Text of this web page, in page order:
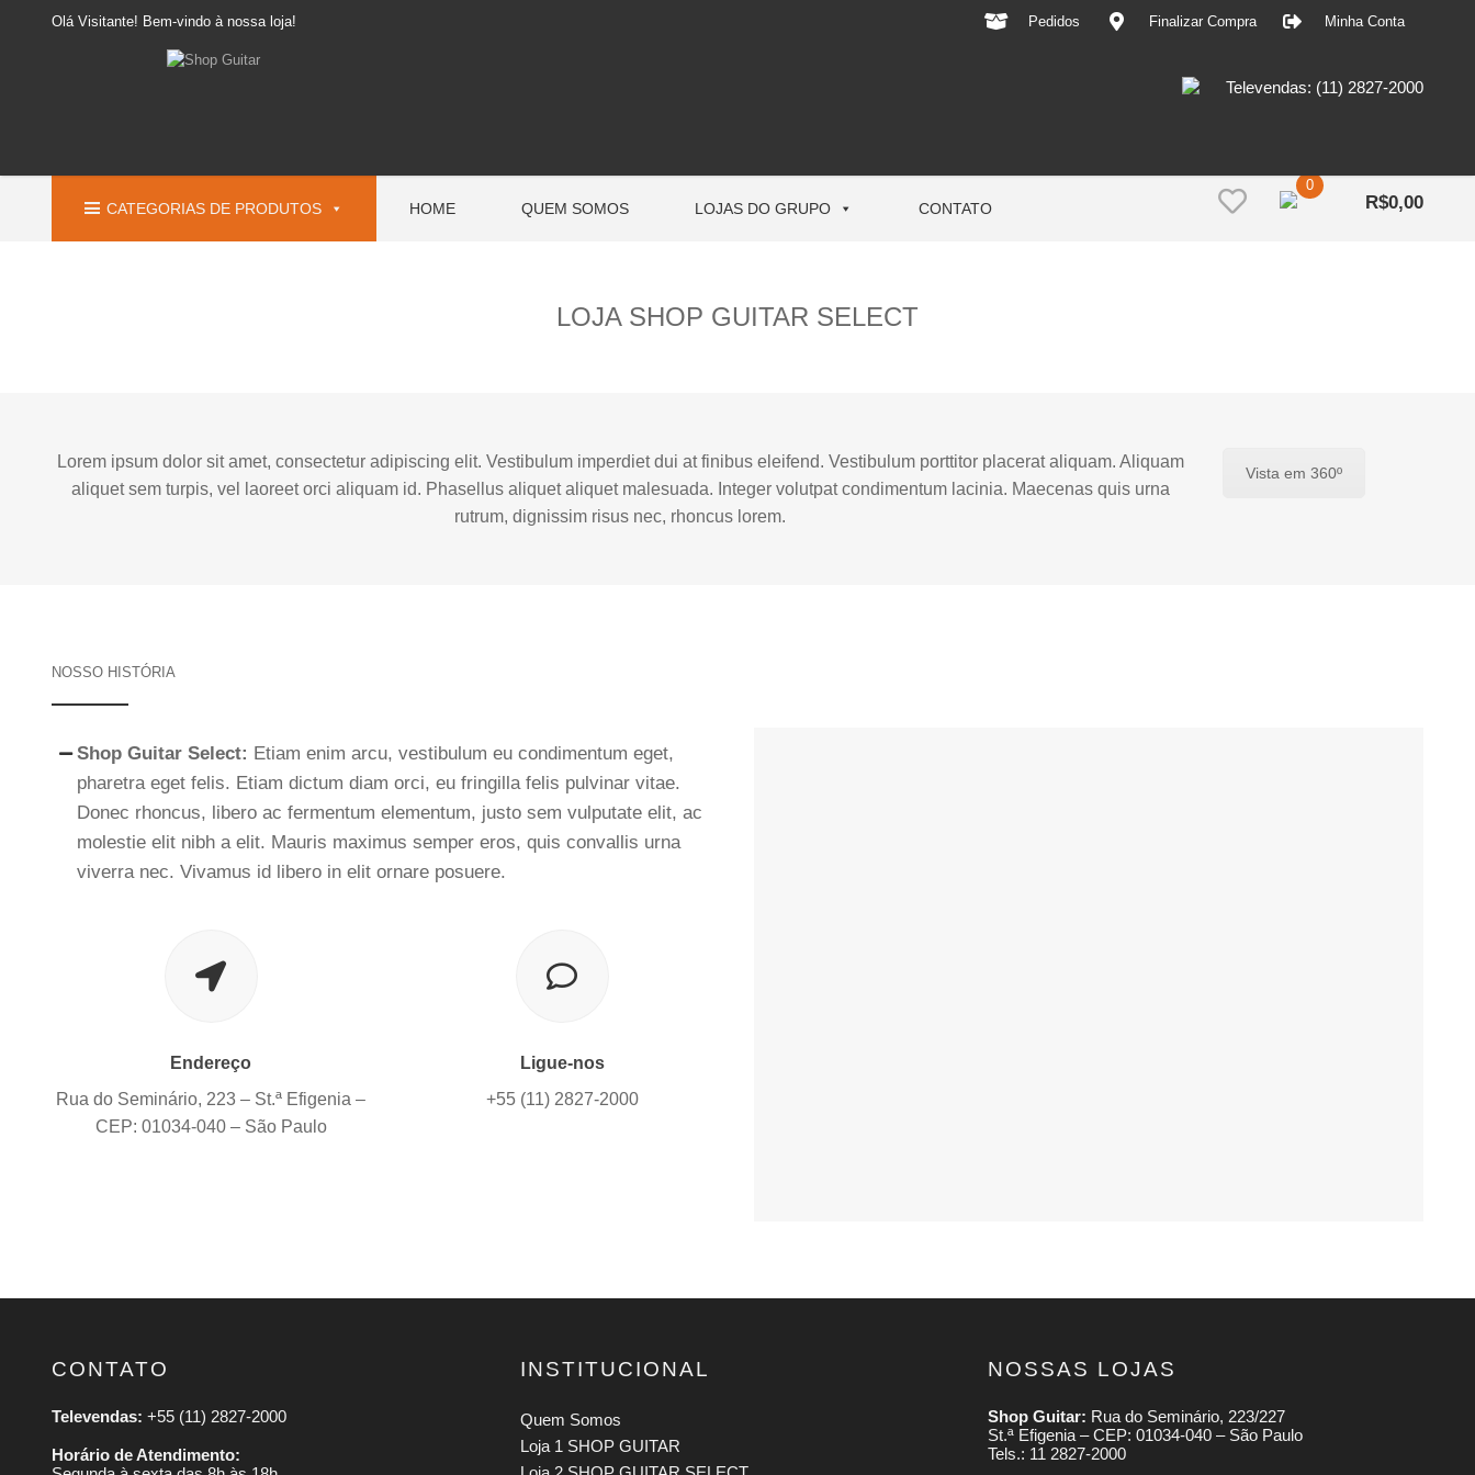
Olá Visitante! Bem-vindo à nossa loja! Pedidos Finalizar Compra Minha Conta
Televendas: (11) 2827-2000
CATEGORIAS DE PRODUTOS HOME QUEM SOMOS LOJAS DO GRUPO CONTATO
0
R$0,00
LOJA SHOP GUITAR SELECT
Lorem ipsum dolor sit amet, consectetur adipiscing elit. Vestibulum imperdiet dui at finibus eleifend. Vestibulum porttitor placerat aliquam. Aliquam
aliquet sem turpis, vel laoreet orci aliquam id. Phasellus aliquet aliquet malesuada. Integer volutpat condimentum lacinia. Maecenas quis urna
rutrum, dignissim risus nec, rhoncus lorem.
Vista em 360º
NOSSO HISTÓRIA
Shop Guitar Select: Etiam enim arcu, vestibulum eu condimentum eget,
pharetra eget felis. Etiam dictum diam orci, eu fringilla felis pulvinar vitae.
Donec rhoncus, libero ac fermentum elementum, justo sem vulputate elit, ac
molestie elit nibh a elit. Mauris maximus semper eros, quis convallis urna
viverra nec. Vivamus id libero in elit ornare posuere.
Endereço
Rua do Seminário, 223 – St.ª Efigenia –
CEP: 01034-040 – São Paulo
Ligue-nos
+55 (11) 2827-2000
CONTATO
Televendas: +55 (11) 2827-2000
Horário de Atendimento:
INSTITUCIONAL
Quem Somos
Loja 1 SHOP GUITAR
NOSSAS LOJAS
Shop Guitar: Rua do Seminário, 223/227
St.ª Efigenia – CEP: 01034-040 – São Paulo
Tels.: 11 2827-2000